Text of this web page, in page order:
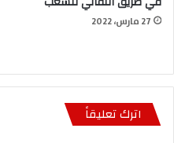
27 مارس، 2022
اترك تعليقاً